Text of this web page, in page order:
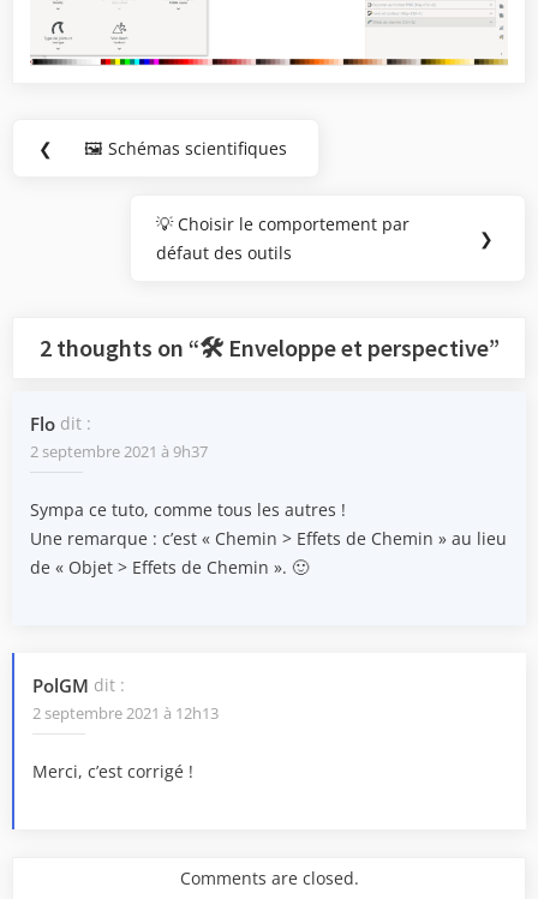
Navigation
❮
Previous
🖼️ Schémas scientifiques
Next
Post:
💡 Choisir le comportement par
défaut des outils
❯
2 thoughts on “🛠️ Enveloppe et perspective”
Flo dit :
2 septembre 2021 à 9h37
Sympa ce tuto, comme tous les autres !
Une remarque : c’est « Chemin > Effets de Chemin » au lieu
de « Objet > Effets de Chemin ». 🙂
PolGM dit :
2 septembre 2021 à 12h13
Merci, c’est corrigé !
Comments are closed.